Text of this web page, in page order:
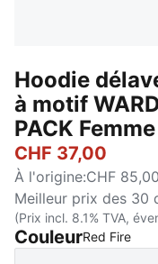
Hoodie
à motif
PACK Femme
CHF 37,00
À l'origine:CHF 85,00
Meilleur prix des 30
(Prix incl. 8.1% TVA,
CouleurRed Fire: